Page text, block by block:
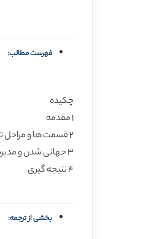
فهرست مطالب:
چکیده
۱ مقدمه
۲ قسمت ها و مراحل تغییر
۳ جهانی شدن و مدیریت فرهنگ
۴ نتیجه گیری
بخشی از ترجمه: